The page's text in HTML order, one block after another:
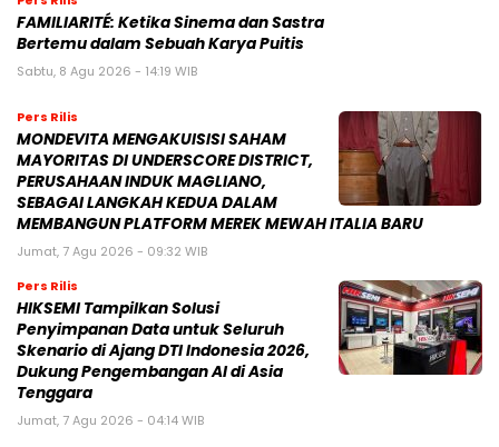
FAMILIARITÉ: Ketika Sinema dan Sastra
Bertemu dalam Sebuah Karya Puitis
Sabtu, 8 Agu 2026 - 14:19 WIB
Pers Rilis
MONDEVITA MENGAKUISISI SAHAM
MAYORITAS DI UNDERSCORE DISTRICT,
PERUSAHAAN INDUK MAGLIANO,
SEBAGAI LANGKAH KEDUA DALAM
MEMBANGUN PLATFORM MEREK MEWAH ITALIA BARU
Jumat, 7 Agu 2026 - 09:32 WIB
Pers Rilis
HIKSEMI Tampilkan Solusi
Penyimpanan Data untuk Seluruh
Skenario di Ajang DTI Indonesia 2026,
Dukung Pengembangan AI di Asia
Tenggara
Jumat, 7 Agu 2026 - 04:14 WIB